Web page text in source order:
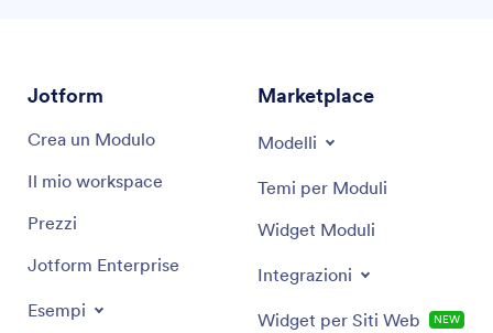
Jotform
Crea un Modulo
Il mio workspace
Prezzi
Jotform Enterprise
Esempi
Marketplace
Modelli
Temi per Moduli
Widget Moduli
Integrazioni
Widget per Siti Web NEW